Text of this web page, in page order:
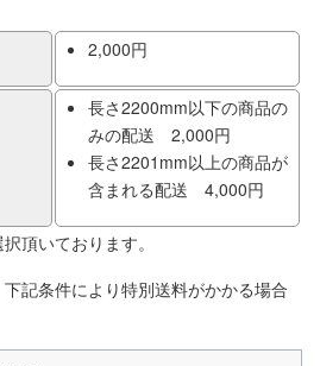
2,000円
長さ2200mm以下の商品の
みの配送 2,000円
長さ2201mm以上の商品が
含まれる配送 4,000円
頂いております。
記条件により特別送料がかかる場合